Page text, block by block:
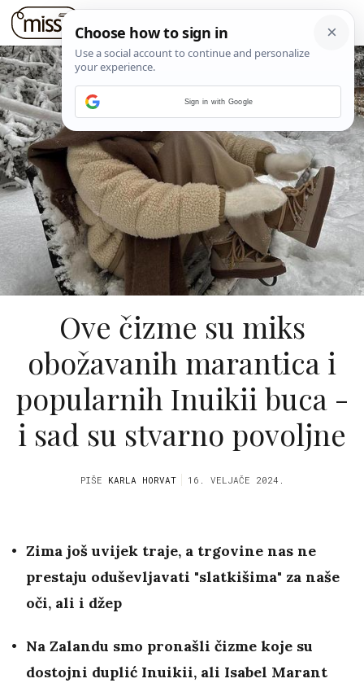
Ove čizme su miks
obožavanih marantica i
popularnih Inuikii buca -
i sad su stvarno povoljne
PIŠE KARLA HORVAT 16. VELJAČE 2024.
Zima još uvijek traje, a trgovine nas ne
prestaju oduševljavati "slatkišima" za naše
oči, ali i džep
Na Zalandu smo pronašli čizme koje su
dostojni duplić Inuikii, ali Isabel Marant
Sign in with Google